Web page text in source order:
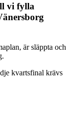
vi fylla
är släppta och
kvartsfinal krävs